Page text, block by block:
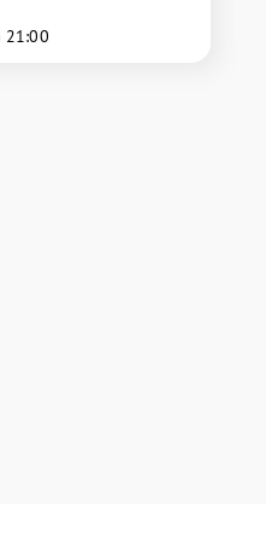
21:00